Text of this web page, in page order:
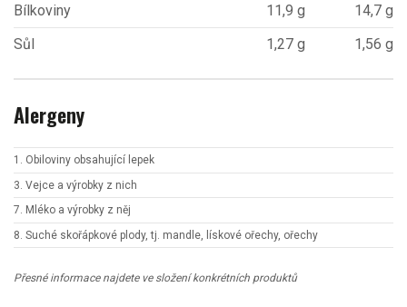
Bílkoviny 11,9 g
14,7 g
Sůl
1,27 g 1,56 g
Alergeny
1. Obiloviny obsahující lepek
3. Vejce a výrobky z nich
7. Mléko a výrobky z něj
8. Suché skořápkové plody, tj. mandle, lískové ořechy, ořechy
Přesné informace najdete ve složení konkrétních produktů